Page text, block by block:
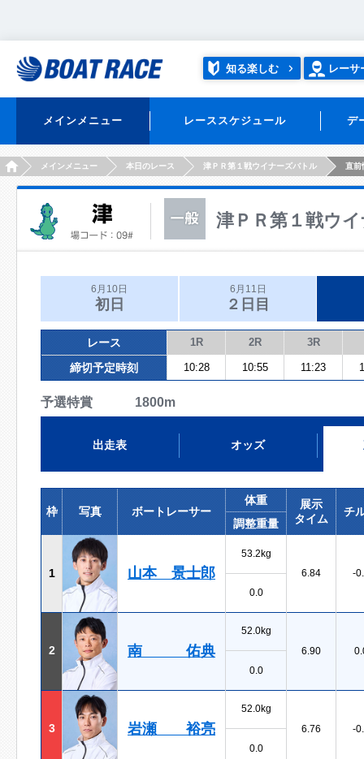
知る楽しむ レーサ
メインメニュー レーススケジュール デ
HOMEメインメニュー 本日のレース 津ＰＲ第１戦ウイナーズバトル 直前
津ＰＲ第１戦ウ
6月10日
初日
6月11日
２日目
レース 1R 2R 3R
締切予定時刻 10:28 10:55 11:23
予選特賞 1800m
出走表 オッズ
枠 写真 ボートレーサー
体重
展示
タイム
チ
調整重量
1 山本 景士郎
53.2kg
6.84
-
0.0
2 南 佑典
52.0kg
6.90
0.0
3 岩瀬 裕亮
52.0kg
6.76
-
0.0